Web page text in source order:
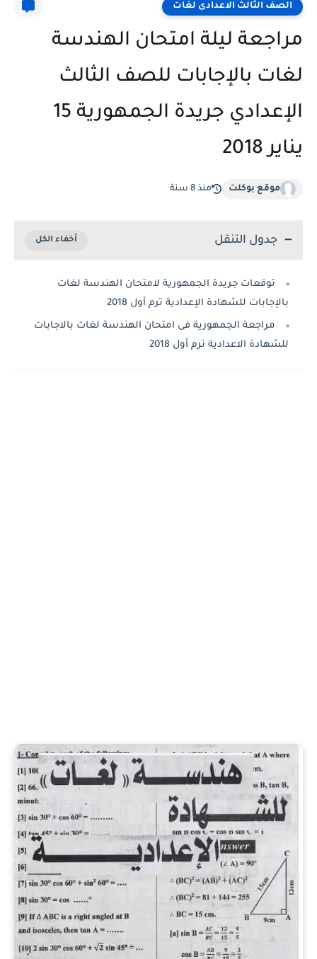
الصف الثالث الاعدادى لغات
مراجعة ليلة امتحان الهندسة
لغات بالإجابات للصف الثالث
الإعدادي جريدة الجمهورية 15
يناير 2018
موقع بوكلت منذ 8 سنة
جدول التنقل
توقعات جريدة الجمهورية لامتحان الهندسة لغات
بالإجابات للشهادة الإعدادية ترم أول 2018
مراجعة الجمهورية فى امتحان الهندسة لغات بالاجابات
للشهادة الاعدادية ترم أول 2018